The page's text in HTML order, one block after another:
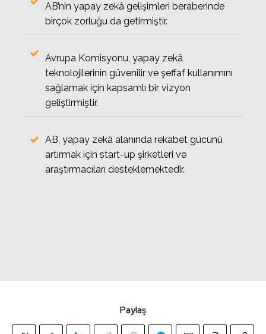
AB’nin yapay zekâ gelişimleri beraberinde
birçok zorluğu da getirmiştir.
Avrupa Komisyonu, yapay zekâ
teknolojilerinin güvenilir ve şeffaf kullanımını
sağlamak için kapsamlı bir vizyon
geliştirmiştir.
AB, yapay zekâ alanında rekabet gücünü
artırmak için start-up şirketleri ve
araştırmacıları desteklemektedir.
Paylaş